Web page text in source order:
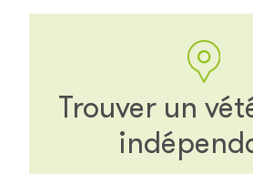
Trouver un